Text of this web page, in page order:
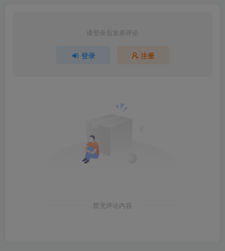
请登录后发表评论
登录 注册
暂无评论内容